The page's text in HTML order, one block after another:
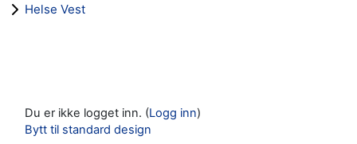
Helse Vest
Du er ikke logget inn. (Logg inn)
Bytt til standard design